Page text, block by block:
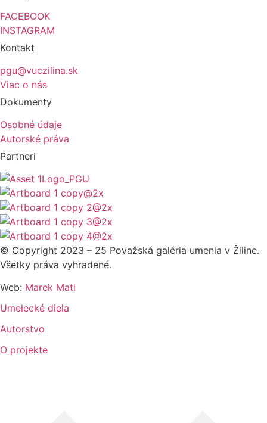
FACEBOOK
INSTAGRAM
Kontakt
pgu@vuczilina.sk
Viac o nás
Dokumenty
Osobné údaje
Autorské práva
Partneri
© Copyright 2023 – 25 Považská galéria umenia v Žiline.
Všetky práva vyhradené.
Web: Marek Mati
Umelecké diela
Autorstvo
O projekte